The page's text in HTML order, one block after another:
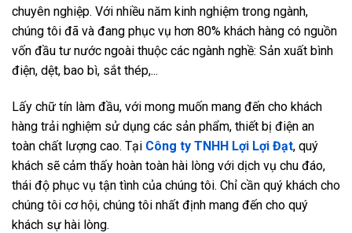
chuyên nghiệp. Với nhiều năm kinh nghiệm trong ngành,
chúng tôi đã và đang phục vụ hơn 80% khách hàng có nguồn
vốn đầu tư nước ngoài thuộc các ngành nghề: Sản xuất bình
điện, dệt, bao bì, sắt thép,...
Lấy chữ tín làm đầu, với mong muốn mang đến cho khách
hàng trải nghiệm sử dụng các sản phẩm, thiết bị điện an
toàn chất lượng cao. Tại Công ty TNHH Lợi Lợi Đạt, quý
khách sẽ cảm thấy hoàn toàn hài lòng với dịch vụ chu đáo,
thái độ phục vụ tận tình của chúng tôi. Chỉ cần quý khách cho
chúng tôi cơ hội, chúng tôi nhất định mang đến cho quý
khách sự hài lòng.